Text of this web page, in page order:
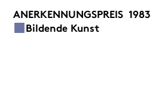
ANERKENNUNGSPREIS 1983
Bildende Kunst